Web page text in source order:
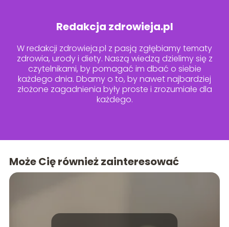
Redakcja zdrowieja.pl
W redakcji zdrowieja.pl z pasją zgłębiamy tematy
zdrowia, urody i diety. Naszą wiedzą dzielimy się z
czytelnikami, by pomagać im dbać o siebie
każdego dnia. Dbamy o to, by nawet najbardziej
złożone zagadnienia były proste i zrozumiałe dla
każdego.
Może Cię również zainteresować